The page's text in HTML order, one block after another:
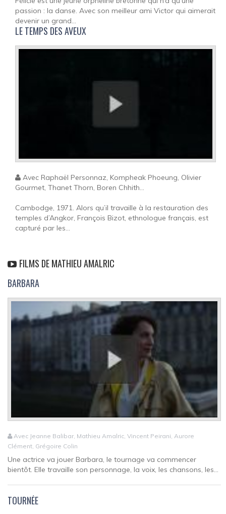
passion : la danse. Avec son meilleur ami Victor qui aimerait
devenir un grand...
LE TEMPS DES AVEUX
Avec Raphaël Personnaz, Kompheak Phoeung, Olivier
Gourmet, Thanet Thorn, Boren Chhith...
Cambodge, 1971. Alors qu’il travaille à la restauration des
temples d’Angkor, François Bizot, ethnologue français, est
capturé par les...
FILMS DE MATHIEU AMALRIC
BARBARA
Avec Jeanne Balibar, Mathieu Amalric, Vincent Peirani, Aurore
Clément, Grégoire Colin
Une actrice va jouer Barbara, le tournage va commencer
bientôt. Elle travaille son personnage, la voix, les chansons, les...
TOURNÉE